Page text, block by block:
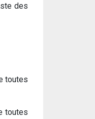
des
toutes
toutes